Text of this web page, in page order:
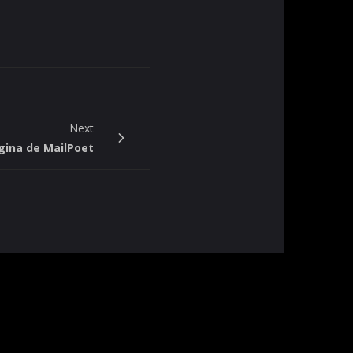
Next
de MailPoet